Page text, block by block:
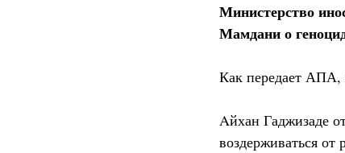
Министерство
Мамдани о
Как передает АПА,
Aйхан Гаджизаде
воздерживаться от